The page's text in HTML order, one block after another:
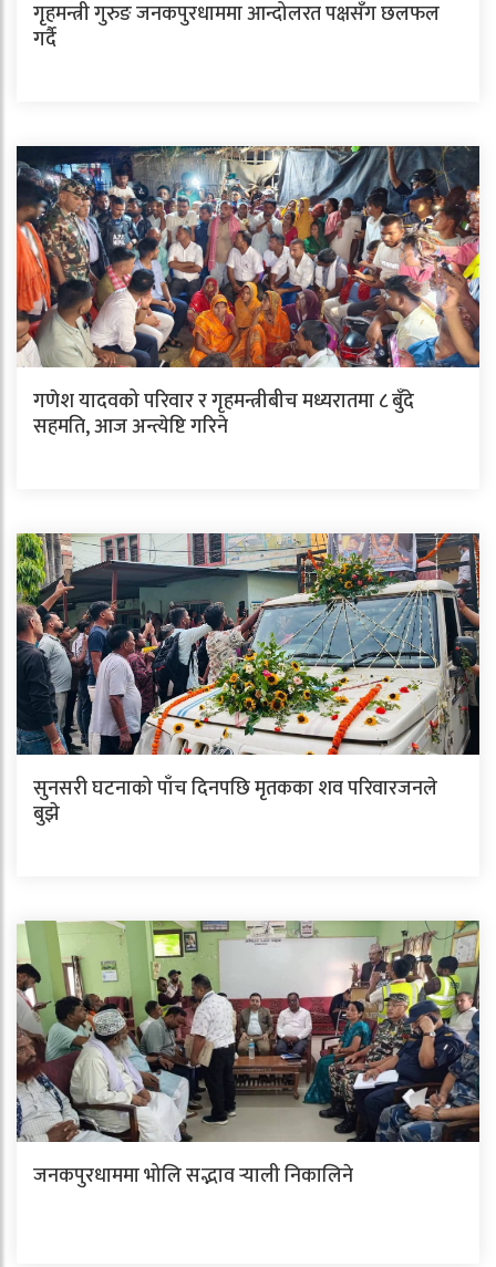
गृहमन्त्री गुरुङ जनकपुरधाममा आन्दोलरत पक्षसँग छलफल
गर्दै
गणेश यादवको परिवार र गृहमन्त्रीबीच मध्यरातमा ८ बुँदे
सहमति, आज अन्त्येष्टि गरिने
सुनसरी घटनाको पाँच दिनपछि मृतकका शव परिवारजनले
बुझे
जनकपुरधाममा भोलि सद्भाव र्‍याली निकालिने